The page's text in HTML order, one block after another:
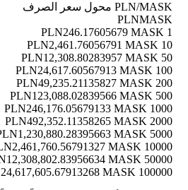
PLN/MASK محول سعر الصرف
PLNMASK
1 PLN
246.17605679 MASK
10 PLN
2,461.76056791 MASK
50 PLN
12,308.80283957 MASK
100 PLN
24,617.60567913 MASK
200 PLN
49,235.21135827 MASK
500 PLN
123,088.02839566 MASK
1000 PLN
246,176.05679133 MASK
2000 PLN
492,352.11358265 MASK
5000 PLN
1,230,880.28395663 MASK
10000 PLN
2,461,760.56791327 MASK
50000 PLN
12,308,802.83956634 MASK
100000 PLN
24,617,605.67913268 MASK